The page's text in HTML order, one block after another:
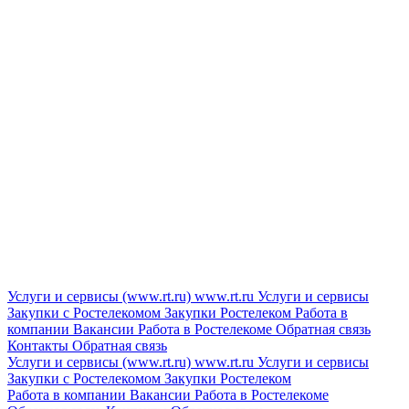
Услуги и сервисы (www.rt.ru) www.rt.ru Услуги и сервисы
Закупки с Ростелекомом Закупки Ростелеком Работа в
компании Вакансии Работа в Ростелекоме Обратная связь
Контакты Обратная связь
Услуги и сервисы (www.rt.ru) www.rt.ru Услуги и сервисы
Закупки с Ростелекомом Закупки Ростелеком
Работа в компании Вакансии Работа в Ростелекоме